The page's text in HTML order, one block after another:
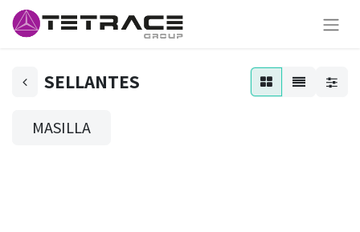
SELLANTES
MASILLA